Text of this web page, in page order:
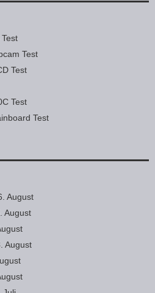
Test
Test
Test
Test
August
August
August